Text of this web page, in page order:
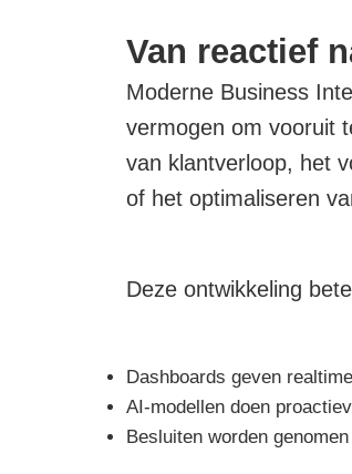
Van reactief
Moderne Business
vermogen om vooruit
van klantverloop, het
of het optimaliseren
Deze ontwikkeling
Dashboards geven
AI-modellen doen
Besluiten worden